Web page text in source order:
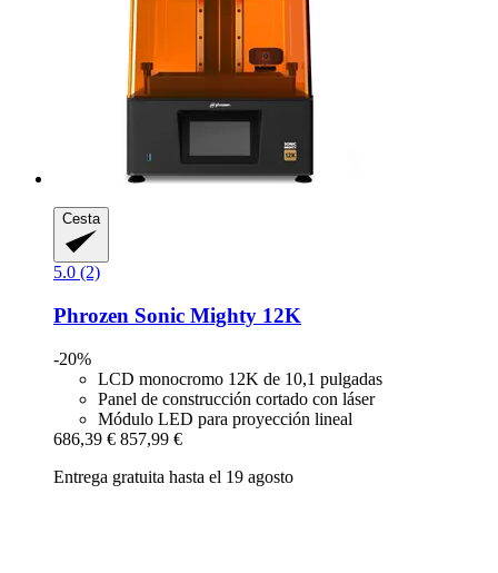
Cesta
5.0 (2)
Phrozen Sonic Mighty 12K
-20%
LCD monocromo 12K de 10,1 pulgadas
Panel de construcción cortado con láser
Módulo LED para proyección lineal
686,39 € 857,99 €
Entrega gratuita hasta el 19 agosto